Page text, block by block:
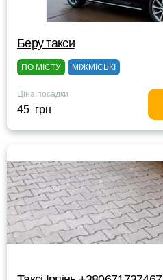
Беру такси
ПО МІСТУ МІЖМІСЬКІ
Ціна посадки
45 грн